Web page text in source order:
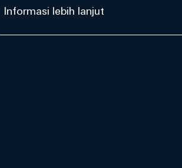
Informasi lebih lanjut